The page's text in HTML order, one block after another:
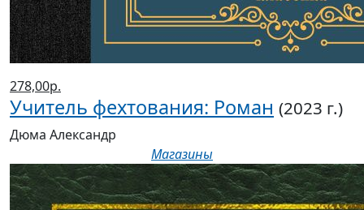
278,00р.
Учитель фехтования: Роман (2023 г.)
Дюма Александр
Магазины